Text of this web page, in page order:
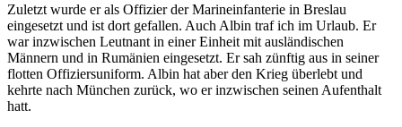
Zuletzt wurde er als Offizier der Marineinfanterie in Breslau
eingesetzt und ist dort gefallen. Auch Albin traf ich im Urlaub. Er
war inzwischen Leutnant in einer Einheit mit ausländischen
Männern und in Rumänien eingesetzt. Er sah zünftig aus in seiner
flotten Offiziersuniform. Albin hat aber den Krieg überlebt und
kehrte nach München zurück, wo er inzwischen seinen Aufenthalt
hatt.